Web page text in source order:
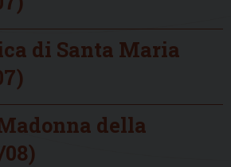
di Santa Maria
della